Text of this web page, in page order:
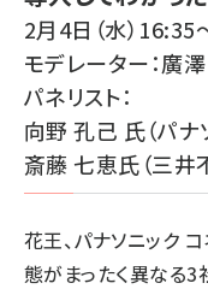
2月4日（水）
モデレーター：廣
パネリスト：
向野 孔己 氏（パナ
斎藤 七恵氏（三井
花王、パナソニック
態がまったく異なる3